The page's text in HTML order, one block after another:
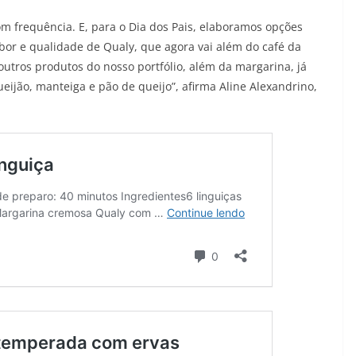
frequência. E, para o Dia dos Pais, elaboramos opções
e qualidade de Qualy, que agora vai além do café da
produtos do nosso portfólio, além da margarina, já
manteiga e pão de queijo”, afirma Aline Alexandrino,